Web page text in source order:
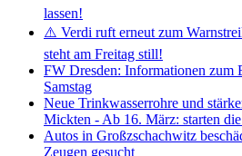
lassen!
⚠️ Verdi ruft erneut zum
steht am Freitag still!
FW Dresden: Informationen zum
Samstag
Neue Trinkwasserrohre und
Mickten - Ab 16. März: starten
Autos in Großzschachwitz
Zeugen gesucht